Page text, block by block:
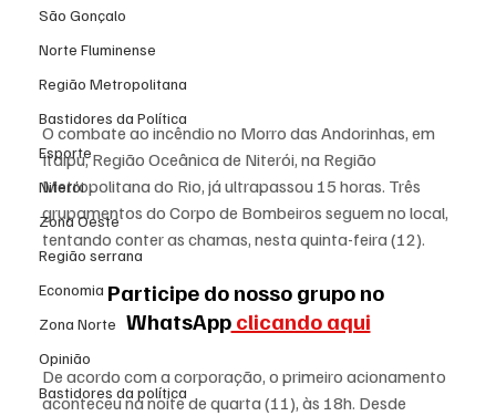
São Gonçalo
Norte Fluminense
Região Metropolitana
Bastidores da Política
Esporte
Niterói
Zona Oeste
Região serrana
Economia
Zona Norte
Opinião
Bastidores da política
O combate ao incêndio no Morro das Andorinhas, em
Itaipu, Região Oceânica de Niterói, na Região
Metropolitana do Rio, já ultrapassou 15 horas. Três
grupamentos do Corpo de Bombeiros seguem no local,
tentando conter as chamas, nesta quinta-feira (12).
Participe do nosso grupo no
WhatsApp clicando aqui
De acordo com a corporação, o primeiro acionamento
aconteceu na noite de quarta (11), às 18h. Desde